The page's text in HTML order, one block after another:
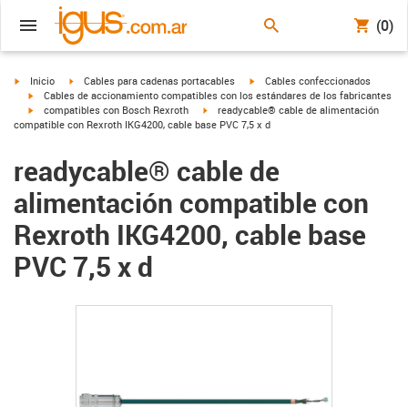
(0)
igus-icon-arrow-right
Inicio igus-icon-arrow-right
Cables para cadenas portacables igus-icon-arrow-right
Cables confeccionados
igus-icon-arrow-right
Cables de accionamiento compatibles con los estándares de los fabricantes
igus-icon-arrow-right
compatibles con Bosch Rexroth igus-icon-arrow-right
readycable® cable de alimentación
compatible con Rexroth IKG4200, cable base PVC 7,5 x d
readycable® cable de
alimentación compatible con
Rexroth IKG4200, cable base
PVC 7,5 x d